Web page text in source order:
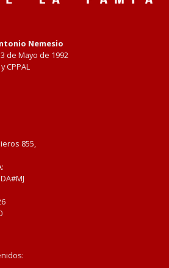
Nemesio
de Mayo de 1992
CPPAL
855,